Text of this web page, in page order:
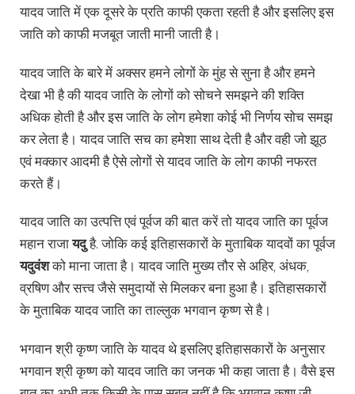
यादव जाति में एक दूसरे के प्रति काफी एकता रहती है और इसलिए इस
जाति को काफी मजबूत जाती मानी जाती है।
यादव जाति के बारे में अक्सर हमने लोगों के मुंह से सुना है और हमने
देखा भी है की यादव जाति के लोगों को सोचने समझने की शक्ति
अधिक होती है और इस जाति के लोग हमेशा कोई भी निर्णय सोच समझ
कर लेता है। यादव जाति सच का हमेशा साथ देती है और वही जो झूठ
एवं मक्कार आदमी है ऐसे लोगों से यादव जाति के लोग काफी नफरत
करते हैं।
यादव जाति का उत्पत्ति एवं पूर्वज की बात करें तो यादव जाति का पूर्वज
महान राजायदुहै. जोकि कई इतिहासकारों के मुताबिक यादवों का पूर्वज
यदुवंशको माना जाता है। यादव जाति मुख्य तौर से अहिर, अंधक,
व्रषिण और सत्त्व जैसे समुदायों से मिलकर बना हुआ है। इतिहासकारों
के मुताबिक यादव जाति का ताल्लुक भगवान कृष्ण से है।
भगवान श्री कृष्ण जाति के यादव थे इसलिए इतिहासकारों के अनुसार
भगवान श्री कृष्ण को यादव जाति का जनक भी कहा जाता है। वैसे इस